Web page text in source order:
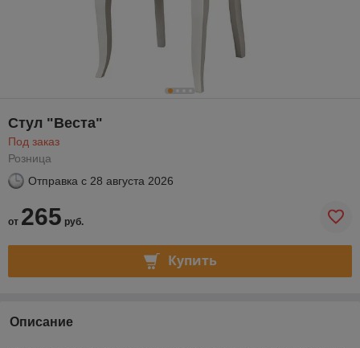
Стул "Веста"
Под заказ
Розница
Отправка с 28 августа 2026
от 265 руб.
Купить
Описание